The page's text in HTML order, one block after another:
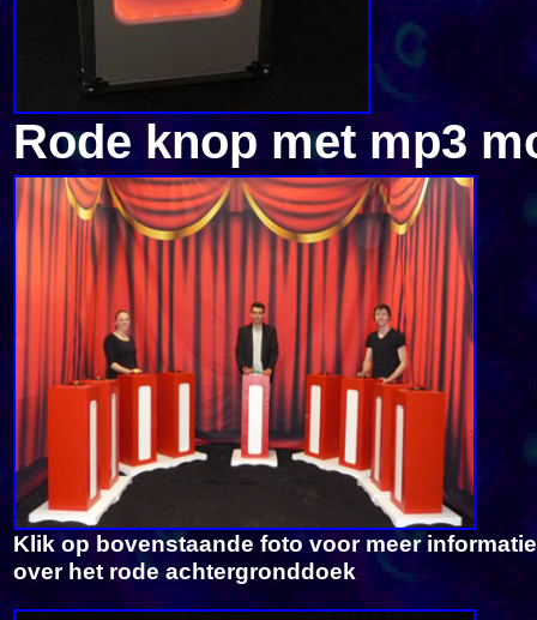
Rode knop met mp3
Klik op bovenstaande foto voor meer informatie
over het rode achtergronddoek